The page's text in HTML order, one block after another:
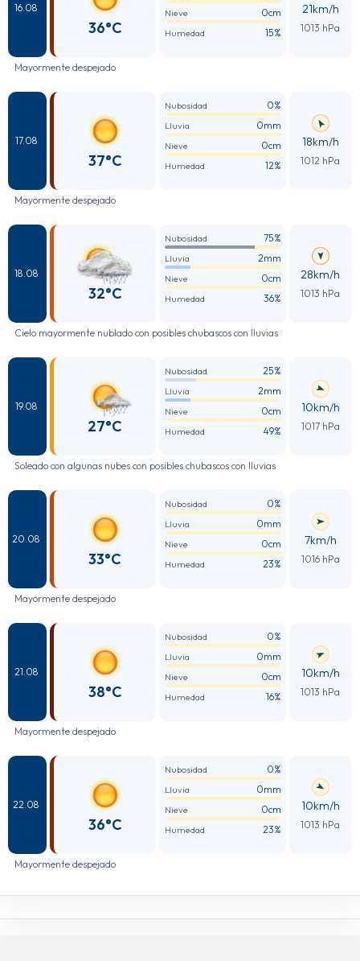
16.08
36°C
Nieve 0cm
Humedad 15%
21km/h
1013 hPa
Mayormente despejado
17.08
37°C
Nubosidad 0%
Lluvia 0mm
Nieve 0cm
Humedad 12%
18km/h
1012 hPa
Mayormente despejado
18.08
32°C
Nubosidad 75%
Lluvia 2mm
Nieve 0cm
Humedad 36%
28km/h
1013 hPa
Cielo mayormente nublado con posibles chubascos con lluvias
19.08
27°C
Nubosidad 25%
Lluvia 2mm
Nieve 0cm
Humedad 49%
10km/h
1017 hPa
Soleado con algunas nubes con posibles chubascos con lluvias
20.08
33°C
Nubosidad 0%
Lluvia 0mm
Nieve 0cm
Humedad 23%
7km/h
1016 hPa
Mayormente despejado
21.08
38°C
Nubosidad 0%
Lluvia 0mm
Nieve 0cm
Humedad 16%
10km/h
1013 hPa
Mayormente despejado
22.08
36°C
Nubosidad 0%
Lluvia 0mm
Nieve 0cm
Humedad 23%
10km/h
1013 hPa
Mayormente despejado